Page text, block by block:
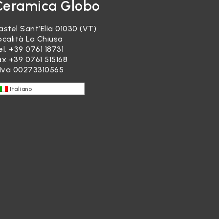
Globo
Sant’Elia 01030 (VT)
La Chiusa
+39 0761 18731
+39 0761 515168
00273310565
Italiano